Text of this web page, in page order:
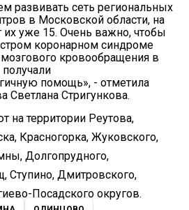
развивать сеть региональных
в Московской области, на
уже 15. Очень важно, чтобы
коронарном синдроме
кровообращения в
помощь», - отметила
Светлана Стригункова.
на территории Реутова,
Красногорка, Жуковского,
Долгопрудного,
Дмитровского,
Посадского округов.